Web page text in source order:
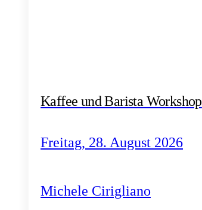
Kaffee und Barista Workshop
Freitag, 28. August 2026
Michele Cirigliano